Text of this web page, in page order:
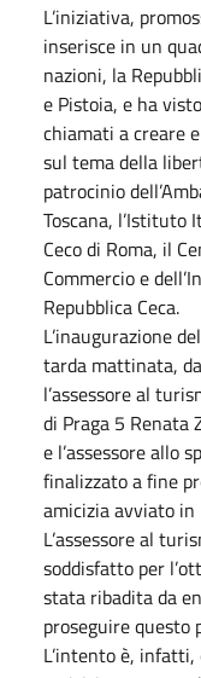
L’iniziativa,
inserisce in un
nazioni, la
e Pistoia, e ha
chiamati a creare
sul tema della
patrocinio
Toscana, l’Istituto
Ceco di Roma, il
Commercio e
Repubblica Ceca.
L’inaugurazione
tarda mattinata,
l’assessore al
di Praga 5 Renata
e l’assessore allo
finalizzato a fine
amicizia avviato in
L’assessore al
soddisfatto per
stata ribadita da
proseguire questo
L’intento è,